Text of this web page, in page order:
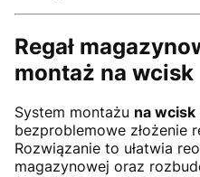
Regał
montaż na wcisk
System montażu na wcisk
bezproblemowe złożenie
Rozwiązanie to ułatwia
magazynowej oraz